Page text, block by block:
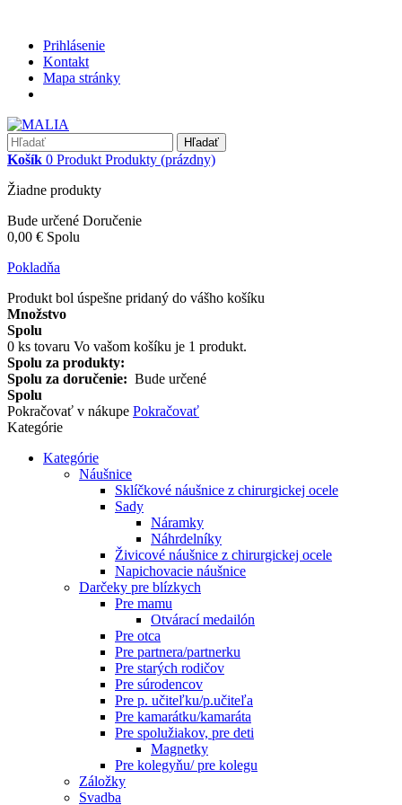
Prihlásenie
Kontakt
Mapa stránky
Hľadať
Košík 0 Produkt Produkty (prázdny)
Žiadne produkty
Bude určené Doručenie
0,00 € Spolu
Pokladňa
Produkt bol úspešne pridaný do vášho košíku
Množstvo
Spolu
0 ks tovaru Vo vašom košíku je 1 produkt.
Spolu za produkty:
Spolu za doručenie: Bude určené
Spolu
Pokračovať v nákupe Pokračovať
Kategórie
Kategórie
Náušnice
Sklíčkové náušnice z chirurgickej ocele
Sady
Náramky
Náhrdelníky
Živicové náušnice z chirurgickej ocele
Napichovacie náušnice
Darčeky pre blízkych
Pre mamu
Otvárací medailón
Pre otca
Pre partnera/partnerku
Pre starých rodičov
Pre súrodencov
Pre p. učiteľku/p.učiteľa
Pre kamarátku/kamaráta
Pre spolužiakov, pre deti
Magnetky
Pre kolegyňu/ pre kolegu
Záložky
Svadba